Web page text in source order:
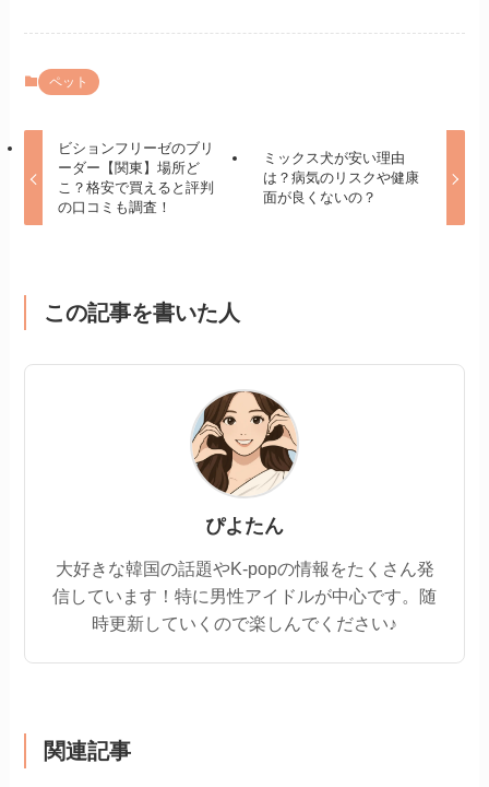
ペット
ビションフリーゼのブリ
ーダー【関東】場所ど
こ？格安で買えると評判
の口コミも調査！
ミックス犬が安い理由
は？病気のリスクや健康
面が良くないの？
この記事を書いた人
ぴよたん
大好きな韓国の話題やK-popの情報をたくさん発
信しています！特に男性アイドルが中心です。随
時更新していくので楽しんでください♪
関連記事